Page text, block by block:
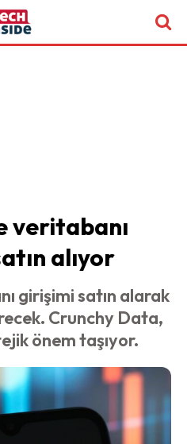
veritabanı
alıyor
girişimi satın alarak
Crunchy Data,
önem taşıyor.